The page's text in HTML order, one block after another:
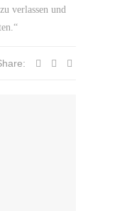
verlassen und